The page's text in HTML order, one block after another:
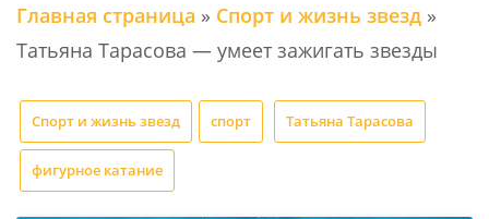
Главная страница » Спорт и жизнь звезд »
Татьяна Тарасова — умеет зажигать звезды
Спорт и жизнь звезд спорт Татьяна Тарасова
фигурное катание